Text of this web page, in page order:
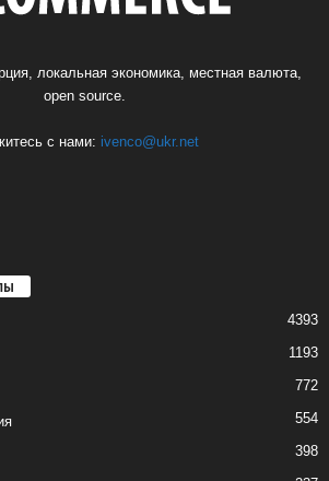
локальная экономика, местная валюта,
open source.
с нами: ivenco@ukr.net
4393
1193
772
554
398